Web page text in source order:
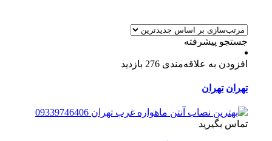
جستجو پیشرفته
افزودن به علاقه‌مندی 276 بازدید
تهران تهران
تماس بگیرید